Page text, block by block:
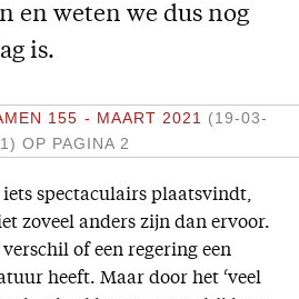
en weten we dus nog
is.
155 - MAART 2021
(19-03-
OP PAGINA 2
spectaculairs plaatsvindt,
zoveel anders zijn dan ervoor.
of een regering een
heeft. Maar door het ‘veel